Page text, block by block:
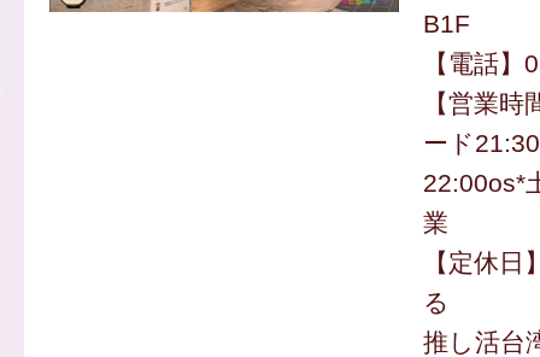
B1F
【電話
【営業
ード
22:00os*
業
【定休
る
推し活台